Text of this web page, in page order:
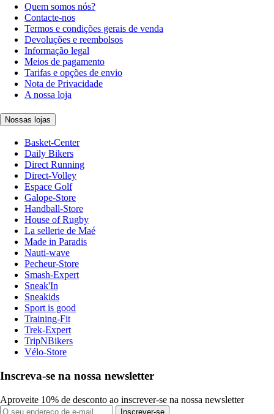
Quem somos nós?
Contacte-nos
Termos e condições gerais de venda
Devoluções e reembolsos
Informação legal
Meios de pagamento
Tarifas e opções de envio
Nota de Privacidade
A nossa loja
Nossas lojas
Basket-Center
Daily Bikers
Direct Running
Direct-Volley
Espace Golf
Galope-Store
Handball-Store
House of Rugby
La sellerie de Maé
Made in Paradis
Nauti-wave
Pecheur-Store
Smash-Expert
Sneak'In
Sneakids
Sport is good
Training-Fit
Trek-Expert
TripNBikers
Vélo-Store
Inscreva-se na nossa newsletter
Aproveite 10% de desconto ao inscrever-se na nossa newsletter
Inscrever-se